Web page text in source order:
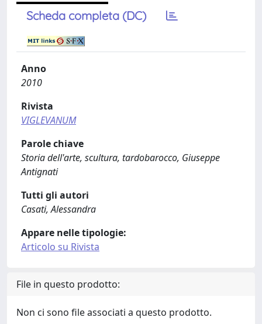
Scheda completa (DC)
Anno
2010
Rivista
VIGLEVANUM
Parole chiave
Storia dell'arte, scultura, tardobarocco, Giuseppe
Antignati
Tutti gli autori
Casati, Alessandra
Appare nelle tipologie:
Articolo su Rivista
File in questo prodotto:
Non ci sono file associati a questo prodotto.